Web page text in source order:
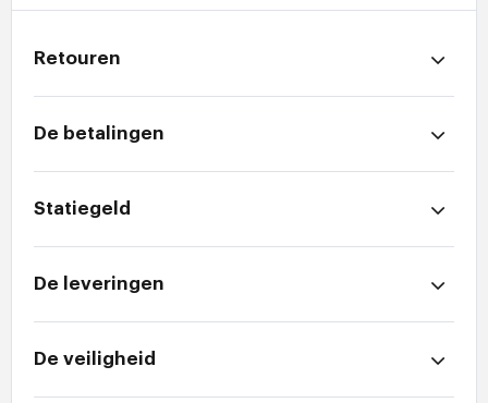
Retouren
De betalingen
Statiegeld
De leveringen
De veiligheid